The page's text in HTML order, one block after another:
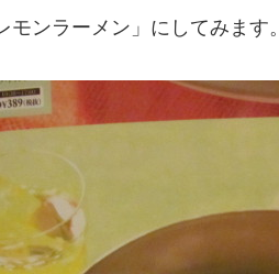
モンラーメン」にしてみます。